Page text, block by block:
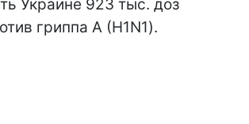
Украине 923 тыс. доз
гриппа А (H1N1).